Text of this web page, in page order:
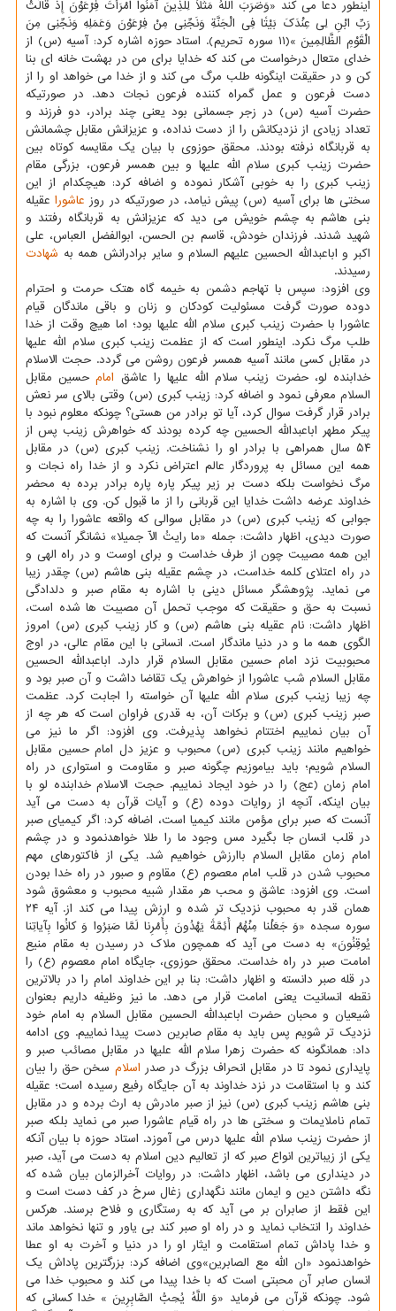
اینطور دعا می کند «وَضَرَبَ اللَّهُ مَثَلًا لِلَّذِینَ آمَنُوا امْرَأَتَ فِرْعَوْنَ إِذْ قَالَتْ
رَبِّ ابْنِ لِی عِنْدَکَ بَیْتًا فِی الْجَنَّةِ وَنَجِّنِی مِنْ فِرْعَوْنَ وَعَمَلِهِ وَنَجِّنِی مِنَ
الْقَوْمِ الظَّالِمِینَ »(۱۱ سوره تحریم). استاد حوزه اشاره کرد: آسیه (س) از
خدای متعال درخواست می کند که خدایا برای من در بهشت خانه ای بنا
کن و در حقیقت اینگونه طلب مرگ می کند و از خدا می خواهد او را از
دست فرعون و عمل گمراه کننده فرعون نجات دهد. در صورتیکه
حضرت آسیه (س) در زجر جسمانی بود یعنی چند برادر، دو فرزند و
تعداد زیادی از نزدیکانش را از دست نداده، و عزیزانش مقابل چشمانش
به قربانگاه نرفته بودند. محقق حوزوی با بیان یک مقایسه کوتاه بین
حضرت زینب کبری سلام الله علیها و بین همسر فرعون، بزرگی مقام
زینب کبری را به خوبی آشکار نموده و اضافه کرد: هیچکدام از این
سختی ها برای آسیه (س) پیش نیامد، در صورتیکه در روز عاشوراعقیله
بنی هاشم به چشم خویش می دید که عزیزانش به قربانگاه رفتند و
شهید شدند. فرزندان خودش، قاسم بن الحسن، ابوالفضل العباس، علی
اکبر و اباعبدالله الحسین علیهم السلام و سایر برادرانش همه به شهادت
رسیدند.
وی افزود: سپس با تهاجم دشمن به خیمه گاه هتک حرمت و احترام
دوده صورت گرفت مسئولیت کودکان و زنان و باقی ماندگان قیام
عاشورا با حضرت زینب کبری سلام الله علیها بود؛ اما هیچ وقت از خدا
طلب مرگ نکرد. اینطور است که از عظمت زینب کبری سلام الله علیها
در مقابل کسی مانند آسیه همسر فرعون روشن می گردد. حجت الاسلام
خدابنده لو، حضرت زینب سلام الله علیها را عاشق امامحسین مقابل
السلام معرفی نمود و اضافه کرد: زینب کبری (س) وقتی بالای سر نعش
برادر قرار گرفت سوال کرد، آیا تو برادر من هستی؟ چونکه معلوم نبود با
پیکر مطهر اباعبدالله الحسین چه کرده بودند که خواهرش زینب پس از
۵۴ سال همراهی با برادر او را نشناخت. زینب کبری (س) در مقابل
همه این مسائل به پروردگار عالم اعتراض نکرد و از خدا راه نجات و
مرگ نخواست بلکه دست بر زیر پیکر پاره پاره برادر برده به محضر
خداوند عرضه داشت خدایا این قربانی را از ما قبول کن. وی با اشاره به
جوابی که زینب کبری (س) در مقابل سوالی که واقعه عاشورا را به چه
صورت دیدی، اظهار داشت: جمله «ما رایتُ الّا جمیلا» نشانگر آنست که
این همه مصیبت چون از طرف خداست و برای اوست و در راه الهی و
در راه اعتلای کلمه خداست، در چشم عقیله بنی هاشم (س) چقدر زیبا
می نماید. پژوهشگر مسائل دینی با اشاره به مقام صبر و دلدادگی
نسبت به حق و حقیقت که موجب تحمل آن مصیبت ها شده است،
اظهار داشت: نام عقیله بنی هاشم (س) و کار زینب کبری (س) امروز
الگوی همه ما و در دنیا ماندگار است. انسانی با این مقام عالی، در اوج
محبوبیت نزد امام حسین مقابل السلام قرار دارد. اباعبدالله الحسین
مقابل السلام شب عاشورا از خواهرش یک تقاضا داشت و آن صبر بود و
چه زیبا زینب کبری سلام الله علیها آن خواسته را اجابت کرد. عظمت
صبر زینب کبری (س) و برکات آن، به قدری فراوان است که هر چه از
آن بیان نماییم اختتام نخواهد پذیرفت. وی افزود: اگر ما نیز می
خواهیم مانند زینب کبری (س) محبوب و عزیز دل امام حسین مقابل
السلام شویم؛ باید بیاموزیم چگونه صبر و مقاومت و استواری در راه
امام زمان (عج) را در خود ایجاد نماییم. حجت الاسلام خدابنده لو با
بیان اینکه، آنچه از روایات دوده (ع) و آیات قرآن به دست می آید
آنست که صبر برای مؤمن مانند کیمیا است، اضافه کرد: اگر کیمیای صبر
در قلب انسان جا بگیرد مس وجود ما را طلا خواهدنمود و در چشم
امام زمان مقابل السلام باارزش خواهیم شد. یکی از فاکتورهای مهم
محبوب شدن در قلب امام معصوم (ع) مقاوم و صبور در راه خدا بودن
است. وی افزود: عاشق و محب هر مقدار شبیه محبوب و معشوق شود
همان قدر به محبوب نزدیک تر شده و ارزش پیدا می کند از. آیه ۲۴
سوره سجده «وَ جَعَلْنا مِنْهُمْ أَئِمَّةً یَهْدُونَ بِأَمْرِنا لَمَّا صَبَرُوا وَ کانُوا بِآیاتِنا
یُوقِنُونَ» به دست می آید که همچون ملاک در رسیدن به مقام منیع
امامت صبر در راه خداست. محقق حوزوی، جایگاه امام معصوم (ع) را
در قله صبر دانسته و اظهار داشت: بنا بر این خداوند امام را در بالاترین
نقطه انسانیت یعنی امامت قرار می دهد. ما نیز وظیفه داریم بعنوان
شیعیان و محبان حضرت اباعبدالله الحسین مقابل السلام به امام خود
نزدیک تر شویم پس باید به مقام صابرین دست پیدا نماییم. وی ادامه
داد: همانگونه که حضرت زهرا سلام الله علیها در مقابل مصائب صبر و
پایداری نمود تا در مقابل انحراف بزرگ در صدر اسلام سخن حق را بیان
کند و با استقامت در نزد خداوند به آن جایگاه رفیع رسیده است؛ عقیله
بنی هاشم زینب کبری (س) نیز از صبر مادرش به ارث برده و در مقابل
تمام ناملایمات و سختی ها در راه قیام عاشورا صبر می نماید بلکه صبر
از حضرت زینب سلام الله علیها درس می آموزد. استاد حوزه با بیان آنکه
یکی از زیباترین انواع صبر که از تعالیم دین اسلام به دست می آید، صبر
در دینداری می باشد، اظهار داشت: در روایات آخرالزمان بیان شده که
نگه داشتن دین و ایمان مانند نگهداری زغال سرخ در کف دست است و
این فقط از صابران بر می آید که به رستگاری و فلاح برسند. هرکس
خداوند را انتخاب نماید و در راه او صبر کند بی یاور و تنها نخواهد ماند
و خدا پاداش تمام استقامت و ایثار او را در دنیا و آخرت به او عطا
خواهدنمود «ان الله مع الصابرین»وی اضافه کرد: بزرگترین پاداش یک
انسان صابر آن محبتی است که با خدا پیدا می کند و محبوب خدا می
شود. چونکه قرآن می فرماید «وَ اللَّهُ یُحِبُّ الصَّابِرِینَ » خدا کسانی که